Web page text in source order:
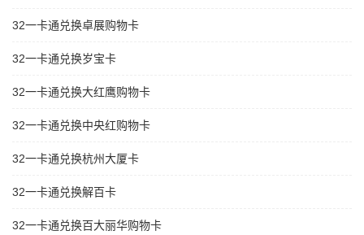
32一卡通兑换卓展购物卡
32一卡通兑换岁宝卡
32一卡通兑换大红鹰购物卡
32一卡通兑换中央红购物卡
32一卡通兑换杭州大厦卡
32一卡通兑换解百卡
32一卡通兑换百大丽华购物卡